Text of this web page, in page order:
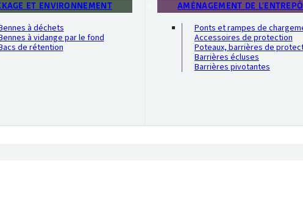
ET ENVIRONNEMENT
à déchets
à vidange par le fond
de rétention
AMÉNAGEMENT DE
Ponts et rampes de
Accessoires de protection
Poteaux, barrières de
Barrières écluses
Barrières pivotantes